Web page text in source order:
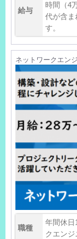
給与
時間（4
代が含ま
す。
ネットワークエン
職種
年間休
クエン